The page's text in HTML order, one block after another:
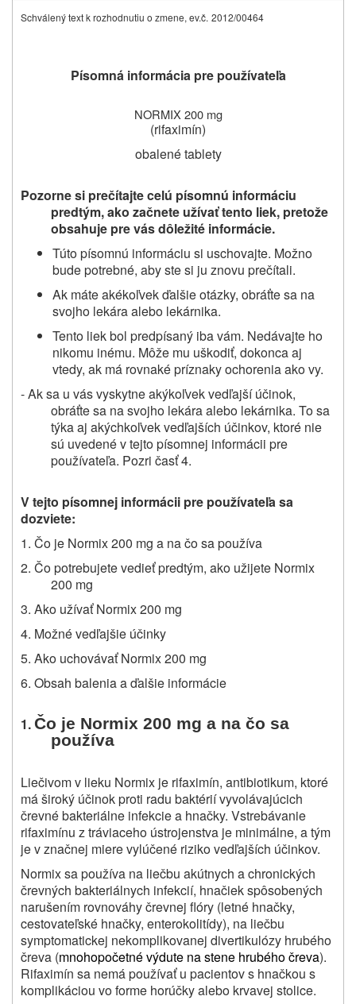
Schválený text k rozhodnutiu o zmene, ev.č. 2012/00464
Písomná informácia pre používateľa
NORMIX 200 mg
(rifaximín)
obalené tablety
Pozorne si prečítajte celú písomnú informáciu
predtým, ako začnete užívať tento liek, pretože
obsahuje pre vás dôležité informácie.
Túto písomnú informáciu si uschovajte. Možno
bude potrebné, aby ste si ju znovu prečítali.
Ak máte akékoľvek ďalšie otázky, obráťte sa na
svojho lekára alebo lekárnika.
Tento liek bol predpísaný iba vám. Nedávajte ho
nikomu inému. Môže mu uškodiť, dokonca aj
vtedy, ak má rovnaké príznaky ochorenia ako vy.
- Ak sa u vás vyskytne akýkoľvek vedľajší účinok,
obráťte sa na svojho lekára alebo lekárnika. To sa
týka aj akýchkoľvek vedľajších účinkov, ktoré nie
sú uvedené v tejto písomnej informácii pre
používateľa. Pozri časť 4.
V tejto písomnej informácii pre používateľa sa
dozviete:
1. Čo je Normix 200 mg a na čo sa používa
2. Čo potrebujete vedieť predtým, ako užijete Normix
200 mg
3. Ako užívať Normix 200 mg
4. Možné vedľajšie účinky
5. Ako uchovávať Normix 200 mg
6. Obsah balenia a ďalšie informácie
1. Čo je Normix 200 mg a na čo sa
používa
Liečivom v lieku Normix je rifaximín, antibiotikum, ktoré
má široký účinok proti radu baktérií vyvolávajúcich
črevné bakteriálne infekcie a hnačky. Vstrebávanie
rifaximínu z tráviaceho ústrojenstva je minimálne, a tým
je v značnej miere vylúčené riziko vedľajších účinkov.
Normix sa používa na liečbu akútnych a chronických
črevných bakteriálnych infekcií, hnačiek spôsobených
narušením rovnováhy črevnej flóry (letné hnačky,
cestovateľské hnačky, enterokolitídy), na liečbu
symptomatickej nekomplikovanej divertikulózy hrubého
čreva (mnohopočetné výdute na stene hrubého čreva).
Rifaximín sa nemá používať u pacientov s hnačkou s
komplikáciou vo forme horúčky alebo krvavej stolice.